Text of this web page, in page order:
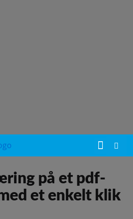
på et pdf-
et enkelt klik